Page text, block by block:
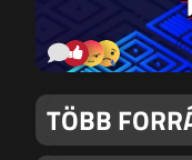
TÖBB